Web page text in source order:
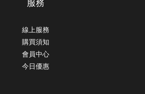
服務
線上服務
購買須知
會員中心
今日優惠